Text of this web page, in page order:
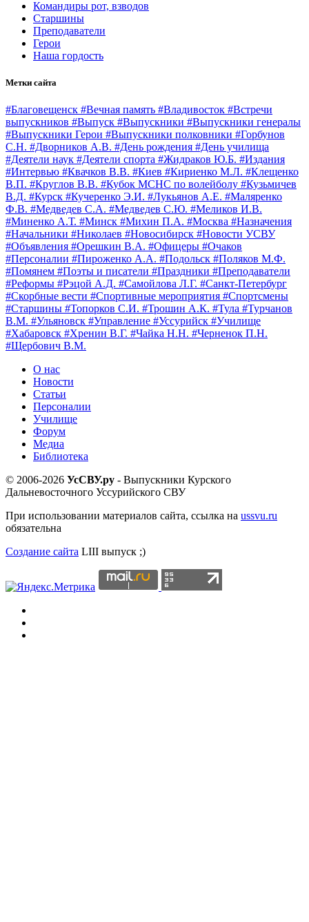
Командиры рот, взводов
Старшины
Преподаватели
Герои
Наша гордость
Метки сайта
#Благовещенск #Вечная память #Владивосток #Встречи
выпускников #Выпуск #Выпускники #Выпускники генералы
#Выпускники Герои #Выпускники полковники #Горбунов
С.Н. #Дворников А.В. #День рождения #День училища
#Деятели наук #Деятели спорта #Жидраков Ю.Б. #Издания
#Интервью #Квачков В.В. #Киев #Кириенко М.Л. #Клещенко
В.П. #Круглов В.В. #Кубок МСНС по волейболу #Кузьмичев
В.Д. #Курск #Кучеренко Э.И. #Лукьянов А.Е. #Маляренко
Ф.В. #Медведев С.А. #Медведев С.Ю. #Меликов И.В.
#Миненко А.Т. #Минск #Михин П.А. #Москва #Назначения
#Начальники #Николаев #Новосибирск #Новости УСВУ
#Объявления #Орешкин В.А. #Офицеры #Очаков
#Персоналии #Пироженко А.А. #Подольск #Поляков М.Ф.
#Помянем #Поэты и писатели #Праздники #Преподаватели
#Реформы #Рэцой А.Д. #Самойлова Л.Г. #Санкт-Петербург
#Скорбные вести #Спортивные мероприятия #Спортсмены
#Старшины #Топорков С.И. #Трошин А.К. #Тула #Турчанов
В.М. #Ульяновск #Управление #Уссурийск #Училище
#Хабаровск #Хренин В.Г. #Чайка Н.Н. #Черненок П.Н.
#Щербович В.М.
О нас
Новости
Статьи
Персоналии
Училище
Форум
Медиа
Библиотека
© 2006-2026 УсСВУ.ру - Выпускники Курского
Дальневосточного Уссурийского СВУ
При использовании материалов сайта, ссылка на ussvu.ru
обязательна
Создание сайта LIII выпуск ;)